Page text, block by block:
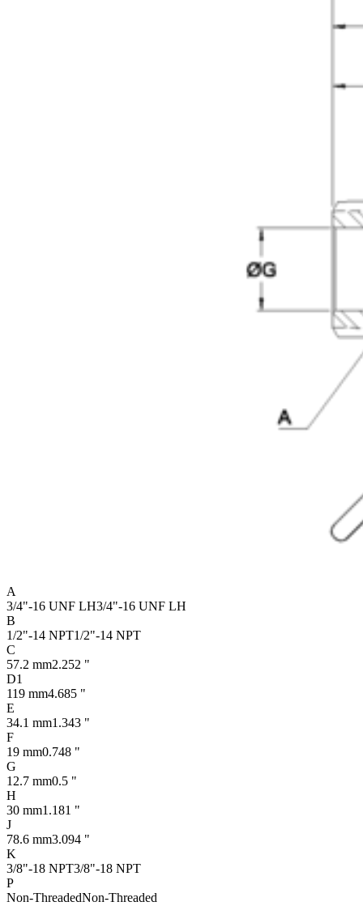
A
3/4"-16 UNF LH3/4"-16 UNF LH
B
1/2"-14 NPT1/2"-14 NPT
C
57.2 mm2.252 "
D1
119 mm4.685 "
E
34.1 mm1.343 "
F
19 mm0.748 "
G
12.7 mm0.5 "
H
30 mm1.181 "
J
78.6 mm3.094 "
K
3/8"-18 NPT3/8"-18 NPT
P
Non-ThreadedNon-Threaded